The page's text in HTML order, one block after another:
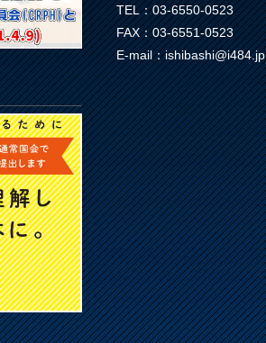
TEL：03-6550-0523
FAX：03-6551-0523
E-mail：ishibashi@i484.jp